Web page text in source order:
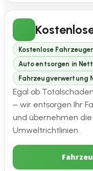
Kostenlose
Auto entsorgen in
Fahrzeugverwertung
Egal ob
– wir entsorgen Ihr
und übernehmen
Umweltrichtlinien.